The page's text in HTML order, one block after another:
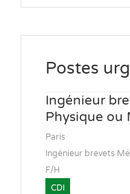
Postes
Ingénieur
Physique ou
Paris
Ingénieur brevets
F/H
CDI